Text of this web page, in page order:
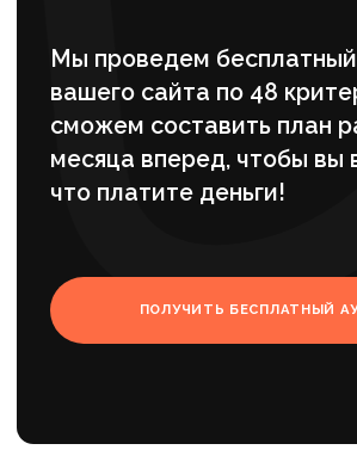
перелинковку. Одновременно развивали
блог, связывая информационные
материалы с коммерческими разделами
для продвижения строительства
фундаментов и продвижения услуг
строительства фундаментов, поскольку
помогает привлекать пользователей
пользователя между статьями
и услугами. В таких сценариях SEO
фундамента под ключ становится
инструментом привлечения не только